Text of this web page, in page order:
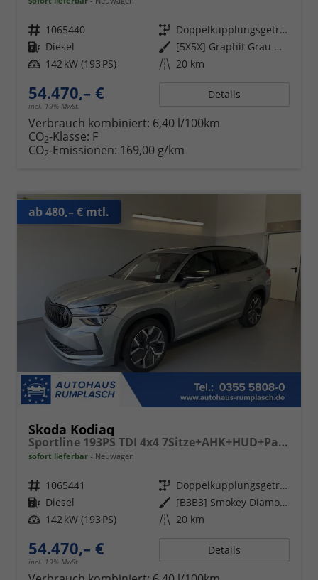
Fahrzeugnr. 1065440 Getriebe
Doppelkupplungsgetriebe (DSG)
Kraftstoff Diesel Außenfarbe
[5X5X] Graphit Grau Metallic
Leistung 142 kW (193 PS) Kilometerstand 20 km
54.470,– €
incl. 19% MwSt.
Details
Verbrauch kombiniert: 6,40 l/100km
CO2-Klasse: F
CO2-Emissionen: 169,00 g/km
ab 480,– € mtl.
Skoda Kodiaq
Sportline 193PS TDI 4x4 7Sitze+AHK+HUD+Pano+360°+GV5+Navi+CANTON+Alu20
sofort lieferbar Neuwagen
Fahrzeugnr. 1065441 Getriebe
Doppelkupplungsgetriebe (DSG)
Kraftstoff Diesel Außenfarbe
[B3B3] Smokey Diamond Silver
Leistung 142 kW (193 PS) Kilometerstand 20 km
54.470,– €
incl. 19% MwSt.
Details